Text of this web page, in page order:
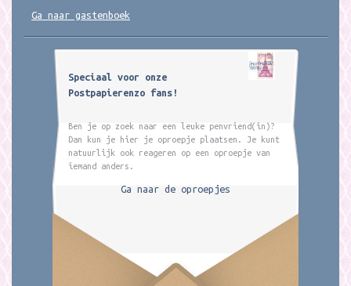
Ga naar gastenboek
Speciaal voor onze
Postpapierenzo fans!
Ben je op zoek naar een leuke penvriend(in)?
Dan kun je hier je oproepje plaatsen. Je kunt
natuurlijk ook reageren op een oproepje van
iemand anders.
Ga naar de oproepjes